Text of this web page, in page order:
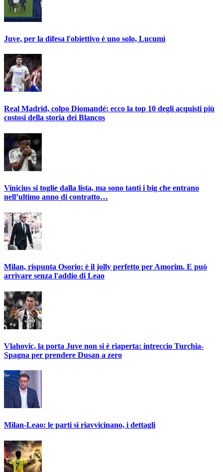
Juve, per la difesa l'obiettivo è uno solo, Lucumì
Real Madrid, colpo Diomandé: ecco la top 10 degli acquisti più
costosi della storia dei Blancos
Vinicius si toglie dalla lista, ma sono tanti i big che entrano
nell’ultimo anno di contratto…
Milan, rispunta Osorio: è il jolly perfetto per Amorim. E può
arrivare senza l'addio di Leao
Vlahovic, la porta Juve non si è riaperta: intreccio Turchia-
Spagna per prendere Dusan a zero
Milan-Leao: le parti si riavvicinano, i dettagli